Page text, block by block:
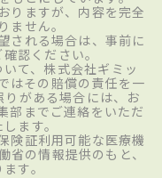
りますが、内容を完全
ません。
される場合は、事前に
認ください。
て、株式会社ギミッ
はその賠償の責任を一
がある場合には、お
部までご連絡をいただ
ます。
険証利用可能な医療機
の情報提供のもと、
す。